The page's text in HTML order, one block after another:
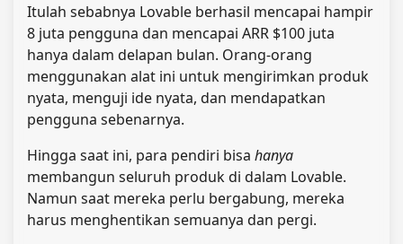
Itulah sebabnya Lovable berhasil mencapai hampir
8 juta pengguna dan mencapai ARR $100 juta
hanya dalam delapan bulan. Orang-orang
menggunakan alat ini untuk mengirimkan produk
nyata, menguji ide nyata, dan mendapatkan
pengguna sebenarnya.
Hingga saat ini, para pendiri bisa hanya
membangun seluruh produk di dalam Lovable.
Namun saat mereka perlu bergabung, mereka
harus menghentikan semuanya dan pergi.